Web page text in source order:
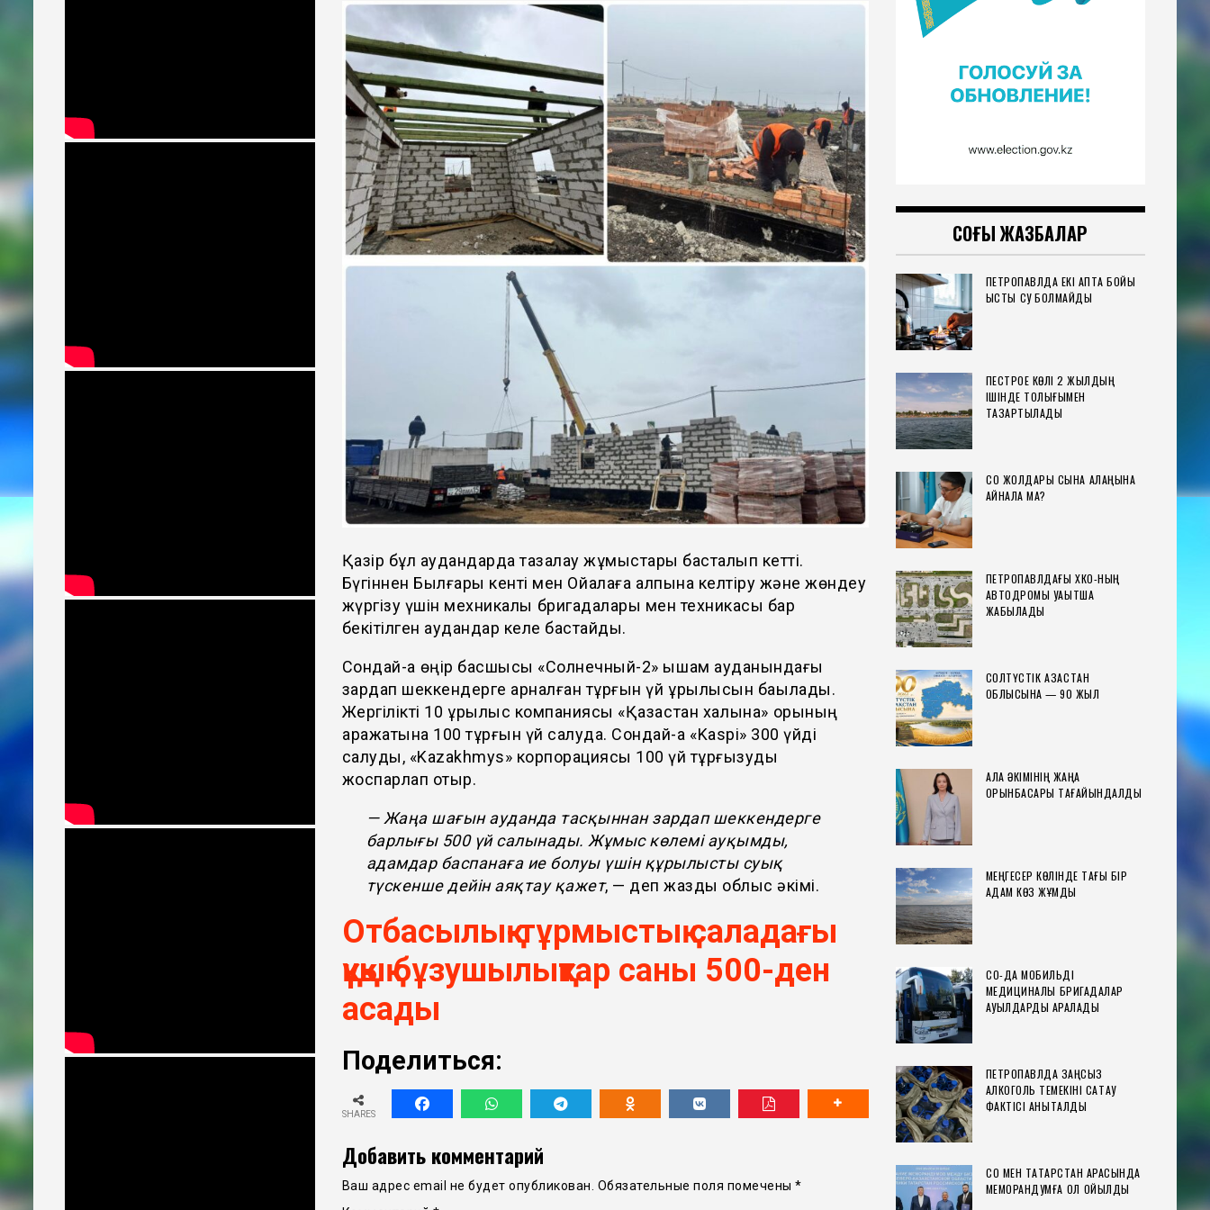
Қазір бұл аудандарда тазалау жұмыстары басталып кетті.
Бүгіннен Былғары кенті мен Ойқалаға қалпына келтіру және жөндеу
жүргізу үшін мехникалық бригадалары мен техникасы бар
бекітілген аудандар келе бастайды.
Сондай-ақ өңір басшысы «Солнечный-2» ықшам ауданындағы
зардап шеккендерге арналған тұрғын үй құрылысын бақылады.
Жергілікті 10 құрылыс компаниясы «Қазақстан халқына» қорының
қаражатына 100 тұрғын үй салуда. Сондай-ақ «Kaspi» 300 үйді
салуды, «Kazakhmys» корпорациясы 100 үй тұрғызуды
жоспарлап отыр.
— Жаңа шағын ауданда тасқыннан зардап шеккендерге
барлығы 500 үй салынады. Жұмыс көлемі ауқымды,
адамдар баспанаға ие болуы үшін құрылысты суық
түскенше дейін аяқтау қажет, — деп жазды облыс әкімі.
Отбасылық-тұрмыстық саладағы
құқық бұзушылықтар саны 500-ден
асады
Поделиться:
SHARES
Добавить комментарий
Ваш адрес email не будет опубликован. Обязательные поля помечены *
СОҢҒЫ ЖАЗБАЛАР
ПЕТРОПАВЛДА ЕКІ АПТА БОЙЫ
ЫСТЫҚ СУ БОЛМАЙДЫ
ПЕСТРОЕ КӨЛІ 2 ЖЫЛДЫҢ
ІШІНДЕ ТОЛЫҒЫМЕН
ТАЗАРТЫЛАДЫ
СҚО ЖОЛДАРЫ СЫНАҚ АЛАҢЫНА
АЙНАЛА МА?
ПЕТРОПАВЛДАҒЫ ХҚКО-НЫҢ
АВТОДРОМЫ УАҚЫТША
ЖАБЫЛАДЫ
СОЛТҮСТІК ҚАЗАҚСТАН
ОБЛЫСЫНА — 90 ЖЫЛ
ҚАЛА ӘКІМІНІҢ ЖАҢА
ОРЫНБАСАРЫ ТАҒАЙЫНДАЛДЫ
МЕҢГЕСЕР КӨЛІНДЕ ТАҒЫ БІР
АДАМ КӨЗ ЖҰМДЫ
СҚО-ДА МОБИЛЬДІ
МЕДИЦИНАЛЫҚ БРИГАДАЛАР
АУЫЛДАРДЫ АРАЛАДЫ
ПЕТРОПАВЛДА ЗАҢСЫЗ
АЛКОГОЛЬ ТЕМЕКІНІ САҚТАУ
ФАКТІСІ АНЫҚТАЛДЫ
СҚО МЕН ТАТАРСТАН АРАСЫНДА
МЕМОРАНДУМҒА ҚОЛ ҚОЙЫЛДЫ